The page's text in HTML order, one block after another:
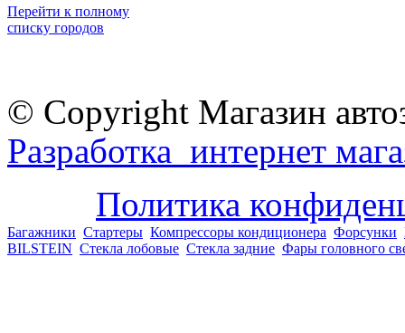
Перейти к полному
списку городов
© Copyright Магазин
Разработка интернет
Политика
Багажники Стартеры Компрессоры кондиционера Форсунки
BILSTEIN Стекла лобовые Стекла задние Фары головного